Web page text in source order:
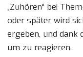
„Zuhören“ bei
oder später wird
ergeben, und dank
um zu reagieren.